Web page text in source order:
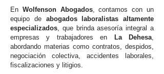
En Wolfenson Abogados, contamos con un
equipo de abogados laboralistas altamente
especializados, que brinda asesoría integral a
empresas y trabajadores en
La Dehesa,
abordando materias como contratos, despidos,
negociación colectiva, accidentes laborales,
fiscalizaciones y litigios.